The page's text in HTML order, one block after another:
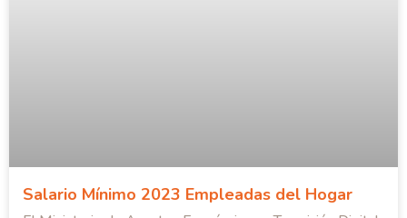
Salario Mínimo 2023 Empleadas del Hogar